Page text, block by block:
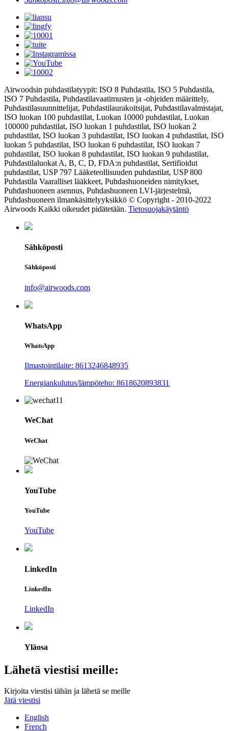
Airwoodsin puhdastilatyypit: ISO 8 Puhdastila, ISO 5 Puhdastila,
ISO 7 Puhdastila, Puhdastilavaatimusten ja -ohjeiden määrittely,
Puhdastilasuunnittelijat, Puhdastilaurakoitsijat, Puhdastilavalmistajat,
ISO luokan 100 puhdastilat, Luokan 10000 puhdastilat, Luokan
100000 puhdastilat, ISO luokan 1 puhdastilat, ISO luokan 2
puhdastilat, ISO luokan 3 puhdastilat, ISO luokan 4 puhdastilat, ISO
luokan 5 puhdastilat, ISO luokan 6 puhdastilat, ISO luokan 7
puhdastilat, ISO luokan 8 puhdastilat, ISO luokan 9 puhdastilat,
Puhdastilaluokat A, B, C, D, FDA:n puhdastilat, Sertifioidut
puhdastilat, USP 797 Lääketeollisuuden puhdastilat, USP 800
Puhdastila Vaaralliset lääkkeet, Puhdashuoneiden nimitykset,
Puhdashuoneen asennus, Puhdashuoneen LVI-järjestelmä,
Puhdashuoneen ilmankäsittelyyksikkö © Copyright - 2010-2022
Airwoods Kaikki oikeudet pidätetään. Tietosuojakäytäntö
Sähköposti
Sähköposti
info@airwoods.com
WhatsApp
WhatsApp
Ilmastointilaite: 8613246848935
Energiankulutus/lämpöteho: 8618620893831
WeChat
WeChat
YouTube
YouTube
YouTube
LinkedIn
LinkedIn
LinkedIn
Yläosa
Lähetä viestisi meille:
Kirjoita viestisi tähän ja lähetä se meille
Jätä viestisi
English
French